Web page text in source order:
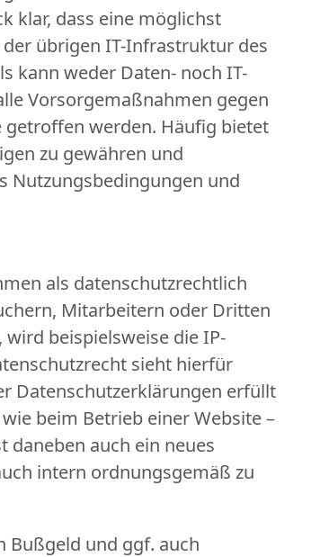
klar, dass eine möglichst
übrigen IT-Infrastruktur des
kann weder Daten- noch IT-
Vorsorgemaßnahmen gegen
getroffen werden. Häufig bietet
zu gewähren und
Nutzungsbedingungen und
als datenschutzrechtlich
Mitarbeitern oder Dritten
beispielsweise die IP-
sieht hierfür
Datenschutzerklärungen erfüllt
beim Betrieb einer Website –
auch ein neues
intern ordnungsgemäß zu
Bußgeld und ggf. auch